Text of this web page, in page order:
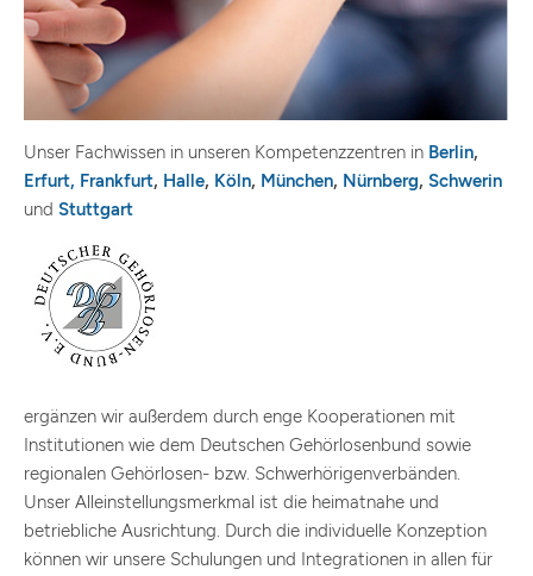
Unser Fachwissen in unseren Kompetenzzentren in Berlin,
Erfurt, Frankfurt, Halle, Köln, München, Nürnberg, Schwerin
und Stuttgart
ergänzen wir außerdem durch enge Kooperationen mit
Institutionen wie dem Deutschen Gehörlosenbund sowie
regionalen Gehörlosen- bzw. Schwerhörigenverbänden.
Unser Alleinstellungsmerkmal ist die heimatnahe und
betriebliche Ausrichtung. Durch die individuelle Konzeption
können wir unsere Schulungen und Integrationen in allen für